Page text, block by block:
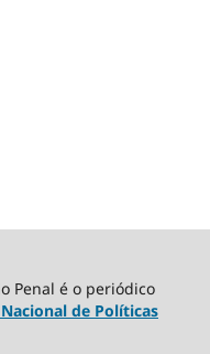
Penal é o periódico
de Políticas